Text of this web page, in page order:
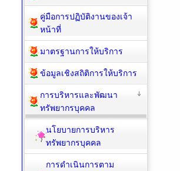
คู่มือการปฏิบัติงานของเจ้า
หน้าที่
มาตรฐานการให้บริการ
ข้อมูลเชิงสถิติการให้บริการ
การบริหารและพัฒนา
ทรัพยากรบุคคล
นโยบายการบริหาร
ทรัพยากรบุคคล
การดำเนินการตาม